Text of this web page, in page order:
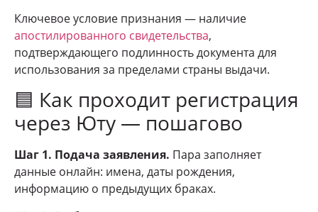
Ключевое условие признания — наличие
апостилированного свидетельства,
подтверждающего подлинность документа для
использования за пределами страны выдачи.
🟦 Как проходит регистрация
через Юту — пошагово
Шаг 1. Подача заявления. Пара заполняет
данные онлайн: имена, даты рождения,
информацию о предыдущих браках.